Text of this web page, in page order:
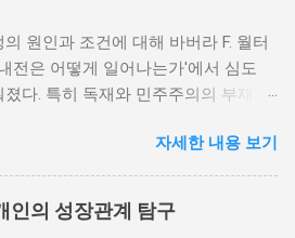
의 원인과 조건에 대해 바버라 F. 월터
전은 어떻게 일어나는가'에서 심도
졌다. 특히 독재와 민주주의의 부재가
벌화와 경제·군사 체제의 불안정성이
매제가 된다는 사실은 우리에게 중요
준다. 정치적 불안정성과 내전 발발
불안정성은 내전 발발의 핵심 요인
자세한 내용 보기
인의 성장관계 탐구